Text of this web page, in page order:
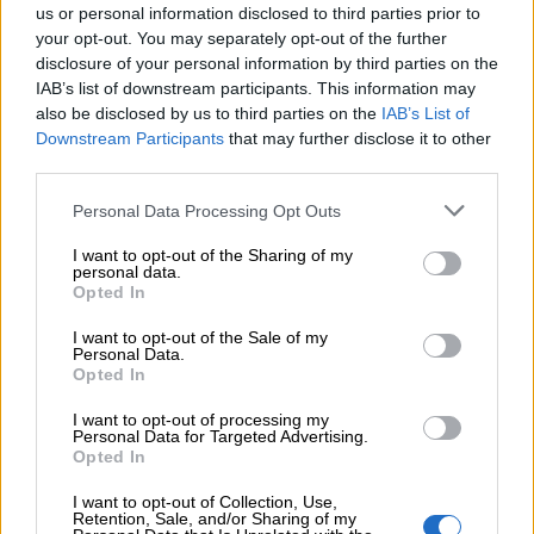
us or personal information disclosed to third parties prior to
your opt-out. You may separately opt-out of the further
disclosure of your personal information by third parties on the
IAB’s list of downstream participants. This information may
also be disclosed by us to third parties on the IAB’s List of
Downstream Participants that may further disclose it to other
Personal Data Processing Opt Outs
I want to opt-out of the Sharing of my
personal data.
Opted In
I want to opt-out of the Sale of my
Personal Data.
Opted In
I want to opt-out of processing my
Personal Data for Targeted Advertising.
Opted In
I want to opt-out of Collection, Use,
Retention, Sale, and/or Sharing of my
04.08.2026 - 10:14
Allianz-Εθνική: Το νέο τραπεζοασφαλιστικό δίδυμο και η
εμπειρία της Τουρκίας
ΠΕΡΙΣΣΟΤΕΡΑ